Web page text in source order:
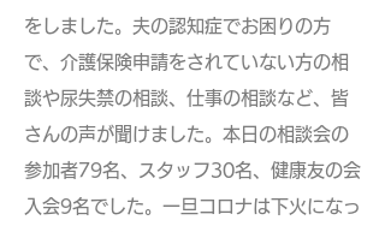
をしました。夫の認知症でお困りの方
で、介護保険申請をされていない方の相
談や尿失禁の相談、仕事の相談など、皆
さんの声が聞けました。本日の相談会の
参加者79名、スタッフ30名、健康友の会
入会9名でした。一旦コロナは下火になっ